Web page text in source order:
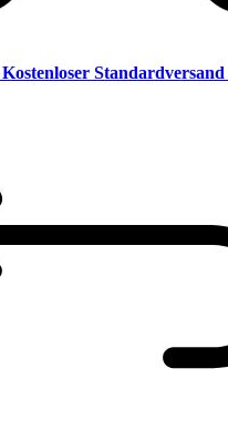
Standardversand